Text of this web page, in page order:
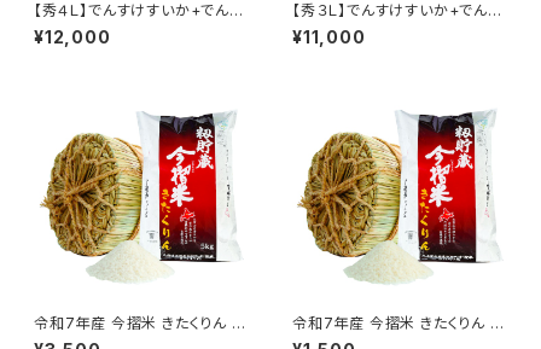
【秀４Ｌ】でんすけすいか+でんす
けすいかピュアゼリー３個
¥12,000
【秀３Ｌ】でんすけすいか+でんす
けすいかピュアゼリー３個
¥11,000
令和7年産 今摺米 きたくりん 5
kg 精米ＨＡＣＣＰ認定 新米 籾
令和7年産 今摺米 きたくりん 2
kg 精米ＨＡＣＣＰ認定 新米 籾